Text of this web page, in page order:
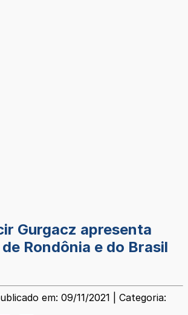
Gurgacz apresenta
Rondônia e do Brasil
em: 09/11/2021 | Categoria: